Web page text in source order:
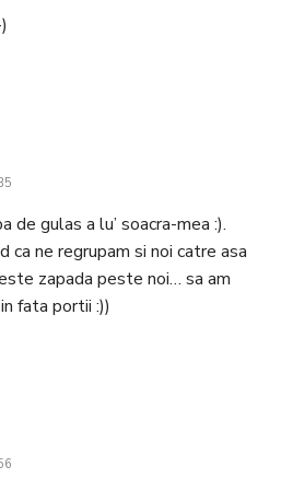
de gulas a lu’ soacra-mea :).
ca ne regrupam si noi catre asa
zapada peste noi… sa am
fata portii :))